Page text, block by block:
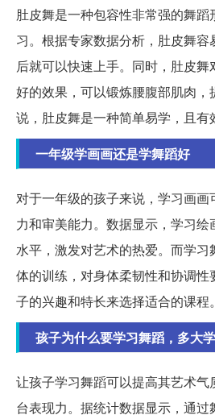
肚皮舞是一种包容性非常强的舞蹈
习。根据专家数据分析，肚皮舞
后就可以快速上手。同时，肚皮
好的效果，可以锻炼腰腹部肌肉
说，肚皮舞是一种简单易学，且有
一年级学画画还是学舞蹈好
对于一年级的孩子来说，学习画画
力和审美能力。数据显示，学习
水平，激发对艺术的热爱。而学
体的训练，对身体柔韧性和协调
子的兴趣和特长来选择适合的课程。
孩子为什么要学习舞蹈，多大
让孩子学习舞蹈可以提高其艺术
台表现力。据统计数据显示，通